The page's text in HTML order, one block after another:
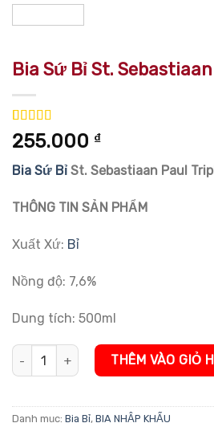
Bia Sứ Bỉ St.
5.00trên 5
dựa trên
3
255.000 ₫
Bia Sứ Bỉ St. Sebastiaan Paul
THÔNG TIN SẢN PHẨM
Xuất Xứ: Bỉ
Nồng độ: 7,6%
Dung tích: 500ml
Bia Sứ Bỉ St. Sebastiaan Paul Triple
THÊM VÀO GIỎ
Danh mục: Bia Bỉ, BIA NHẬP KHẨU